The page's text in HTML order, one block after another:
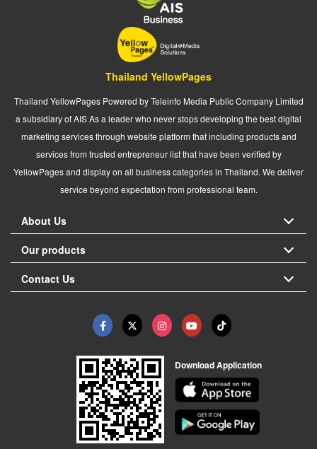
Thailand YellowPages
Thailand YellowPages Powered by Teleinfo Media Public Company Limited
a subsidiary of AIS As a leader who never stops developing the best digital
marketing services through website platform that including products and
services from trusted entrepreneur list that have been verified by
YellowPages and display on all business categories in Thailand. We deliver
service beyond expectation from professional team.
About Us
Our products
Contact Us
Download Application